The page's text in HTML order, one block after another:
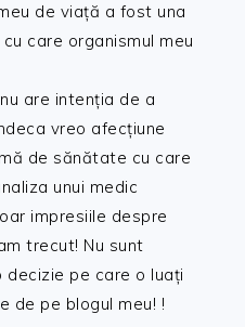
de viață a fost una
care organismul meu
are intenția de a
vreo afecțiune
de sănătate cu care
unui medic
impresiile despre
trecut! Nu sunt
decizie pe care o luați
de pe blogul meu! !